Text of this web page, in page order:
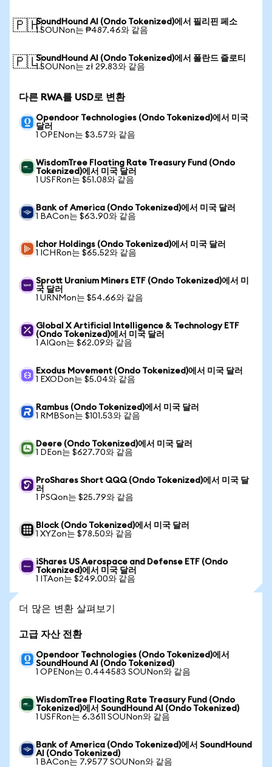
🇵🇭SoundHound AI (Ondo Tokenized)에서 필리핀 페소
1 SOUNon는 ₱487.46와 같음
🇵🇱SoundHound AI (Ondo Tokenized)에서 폴란드 즐로티
1 SOUNon는 zł 29.83와 같음
다른 RWA를 USD로 변환
Opendoor Technologies (Ondo Tokenized)에서 미국
달러
1 OPENon는 $3.57와 같음
WisdomTree Floating Rate Treasury Fund (Ondo
Tokenized)에서 미국 달러
1 USFRon는 $51.08와 같음
Bank of America (Ondo Tokenized)에서 미국 달러
1 BACon는 $63.90와 같음
Ichor Holdings (Ondo Tokenized)에서 미국 달러
1 ICHRon는 $65.52와 같음
Sprott Uranium Miners ETF (Ondo Tokenized)에서 미
국 달러
1 URNMon는 $54.66와 같음
Global X Artificial Intelligence & Technology ETF
(Ondo Tokenized)에서 미국 달러
1 AIQon는 $62.09와 같음
Exodus Movement (Ondo Tokenized)에서 미국 달러
1 EXODon는 $5.04와 같음
Rambus (Ondo Tokenized)에서 미국 달러
1 RMBSon는 $101.53와 같음
Deere (Ondo Tokenized)에서 미국 달러
1 DEon는 $627.70와 같음
ProShares Short QQQ (Ondo Tokenized)에서 미국 달
러
1 PSQon는 $25.79와 같음
Block (Ondo Tokenized)에서 미국 달러
1 XYZon는 $78.50와 같음
iShares US Aerospace and Defense ETF (Ondo
Tokenized)에서 미국 달러
1 ITAon는 $249.00와 같음
더 많은 변환 살펴보기
고급 자산 전환
Opendoor Technologies (Ondo Tokenized)에서
SoundHound AI (Ondo Tokenized)
1 OPENon는 0.444583 SOUNon와 같음
WisdomTree Floating Rate Treasury Fund (Ondo
Tokenized)에서 SoundHound AI (Ondo Tokenized)
1 USFRon는 6.3611 SOUNon와 같음
Bank of America (Ondo Tokenized)에서 SoundHound
AI (Ondo Tokenized)
1 BACon는 7.9577 SOUNon와 같음